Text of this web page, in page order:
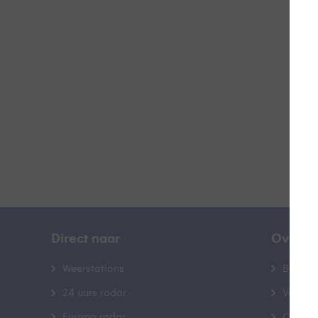
Direct naar
Weerstations
24 uurs radar
Over